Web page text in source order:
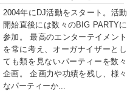
2004年にDJ活動をスタート。活動
開始直後には数々のBIG PARTYに
参加。 最高のエンターテイメント
を常に考え、オーガナイザーとし
ても類を見ないパーティーを数々
企画。 企画力や功績を残し、様々
なパーティーか...